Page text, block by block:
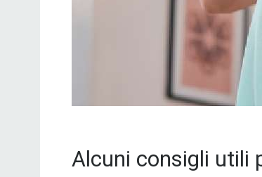
Alcuni consigli utili